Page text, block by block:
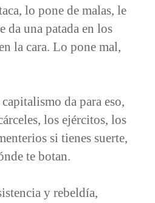
lo pone de malas, le
da una patada en los
la cara. Lo pone mal,
da para eso,
los ejércitos, los
si tienes suerte,
te botan.
y rebeldía,